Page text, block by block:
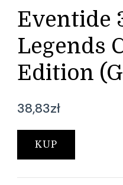
Eventide
Legends
Edition
38,83zł
KUP